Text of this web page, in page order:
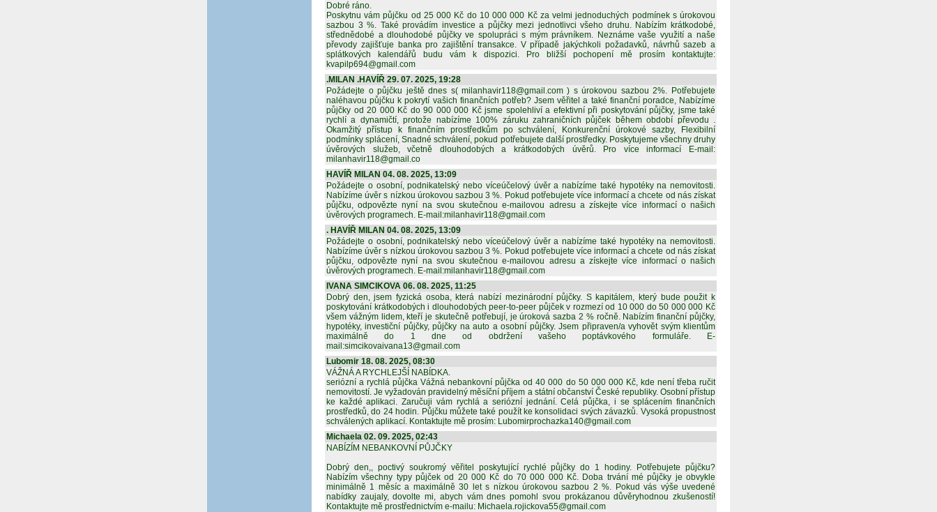
Dobré ráno.
Poskytnu vám půjčku od 25 000 Kč do 10 000 000 Kč za velmi jednoduchých podmínek s úrokovou
sazbou 3 %. Také provádím investice a půjčky mezi jednotlivci všeho druhu. Nabízím krátkodobé,
střednědobé a dlouhodobé půjčky ve spolupráci s mým právníkem. Neznáme vaše využití a naše
převody zajišťuje banka pro zajištění transakce. V případě jakýchkoli požadavků, návrhů sazeb a
splátkových kalendářů budu vám k dispozici. Pro bližší pochopení mě prosím kontaktujte:
kvapilp694@gmail.com
.MILAN .HAVÍŘ 29. 07. 2025, 19:28
Požádejte o půjčku ještě dnes s( milanhavir118@gmail.com ) s úrokovou sazbou 2%. Potřebujete
naléhavou půjčku k pokrytí vašich finančních potřeb? Jsem věřitel a také finanční poradce, Nabízíme
půjčky od 20 000 Kč do 90 000 000 Kč jsme spolehliví a efektivní při poskytování půjčky, jsme také
rychlí a dynamičtí, protože nabízíme 100% záruku zahraničních půjček během období převodu .
Okamžitý přístup k finančním prostředkům po schválení, Konkurenční úrokové sazby, Flexibilní
podmínky splácení, Snadné schválení, pokud potřebujete další prostředky. Poskytujeme všechny druhy
úvěrových služeb, včetně dlouhodobých a krátkodobých úvěrů. Pro více informací E-mail:
milanhavir118@gmail.co
HAVÍŘ MILAN 04. 08. 2025, 13:09
Požádejte o osobní, podnikatelský nebo víceúčelový úvěr a nabízíme také hypotéky na nemovitosti.
Nabízíme úvěr s nízkou úrokovou sazbou 3 %. Pokud potřebujete více informací a chcete od nás získat
půjčku, odpovězte nyní na svou skutečnou e-mailovou adresu a získejte více informací o našich
úvěrových programech. E-mail:milanhavir118@gmail.com
. HAVÍŘ MILAN 04. 08. 2025, 13:09
Požádejte o osobní, podnikatelský nebo víceúčelový úvěr a nabízíme také hypotéky na nemovitosti.
Nabízíme úvěr s nízkou úrokovou sazbou 3 %. Pokud potřebujete více informací a chcete od nás získat
půjčku, odpovězte nyní na svou skutečnou e-mailovou adresu a získejte více informací o našich
úvěrových programech. E-mail:milanhavir118@gmail.com
IVANA SIMCIKOVA 06. 08. 2025, 11:25
Dobrý den, jsem fyzická osoba, která nabízí mezinárodní půjčky. S kapitálem, který bude použit k
poskytování krátkodobých i dlouhodobých peer-to-peer půjček v rozmezí od 10 000 do 50 000 000 Kč
všem vážným lidem, kteří je skutečně potřebují, je úroková sazba 2 % ročně. Nabízím finanční půjčky,
hypotéky, investiční půjčky, půjčky na auto a osobní půjčky. Jsem připraven/a vyhovět svým klientům
maximálně do 1 dne od obdržení vašeho poptávkového formuláře. E-
mail:simcikovaivana13@gmail.com
Lubomir 18. 08. 2025, 08:30
VÁŽNÁ A RYCHLEJŠÍ NABÍDKA.
seriózní a rychlá půjčka Vážná nebankovní půjčka od 40 000 do 50 000 000 Kč, kde není třeba ručit
nemovitostí. Je vyžadován pravidelný měsíční příjem a státní občanství České republiky. Osobní přístup
ke každé aplikaci. Zaručuji vám rychlá a seriózní jednání. Celá půjčka, i se splácením finančních
prostředků, do 24 hodin. Půjčku můžete také použít ke konsolidaci svých závazků. Vysoká propustnost
schválených aplikací. Kontaktujte mě prosím: Lubomirprochazka140@gmail.com
Michaela 02. 09. 2025, 02:43
NABÍZÍM NEBANKOVNÍ PŮJČKY
Dobrý den,, poctivý soukromý věřitel poskytující rychlé půjčky do 1 hodiny. Potřebujete půjčku?
Nabízím všechny typy půjček od 20 000 Kč do 70 000 000 Kč. Doba trvání mé půjčky je obvykle
minimálně 1 měsíc a maximálně 30 let s nízkou úrokovou sazbou 2 %. Pokud vás výše uvedené
nabídky zaujaly, dovolte mi, abych vám dnes pomohl svou prokázanou důvěryhodnou zkušeností!
Kontaktujte mě prostřednictvím e-mailu: Michaela.rojickova55@gmail.com